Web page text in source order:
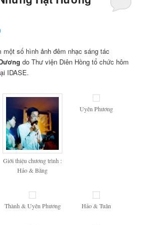
một số hình ảnh đêm nhạc sáng tác
do Thư viện Diên Hồng tổ chức hôm
IDASE.
Giới thiệu chương trình :
Hảo & Bằng
Uyên Phương
Thành & Uyên Phương Hảo & Tuân